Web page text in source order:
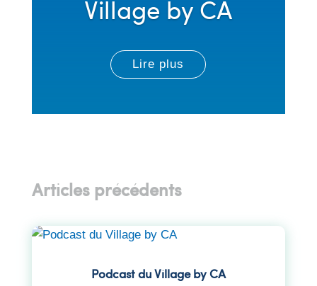
Village by CA
Lire plus
Articles précédents
Podcast du Village by CA